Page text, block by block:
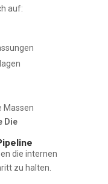
auf:
Massen
Die
die internen
zu halten.